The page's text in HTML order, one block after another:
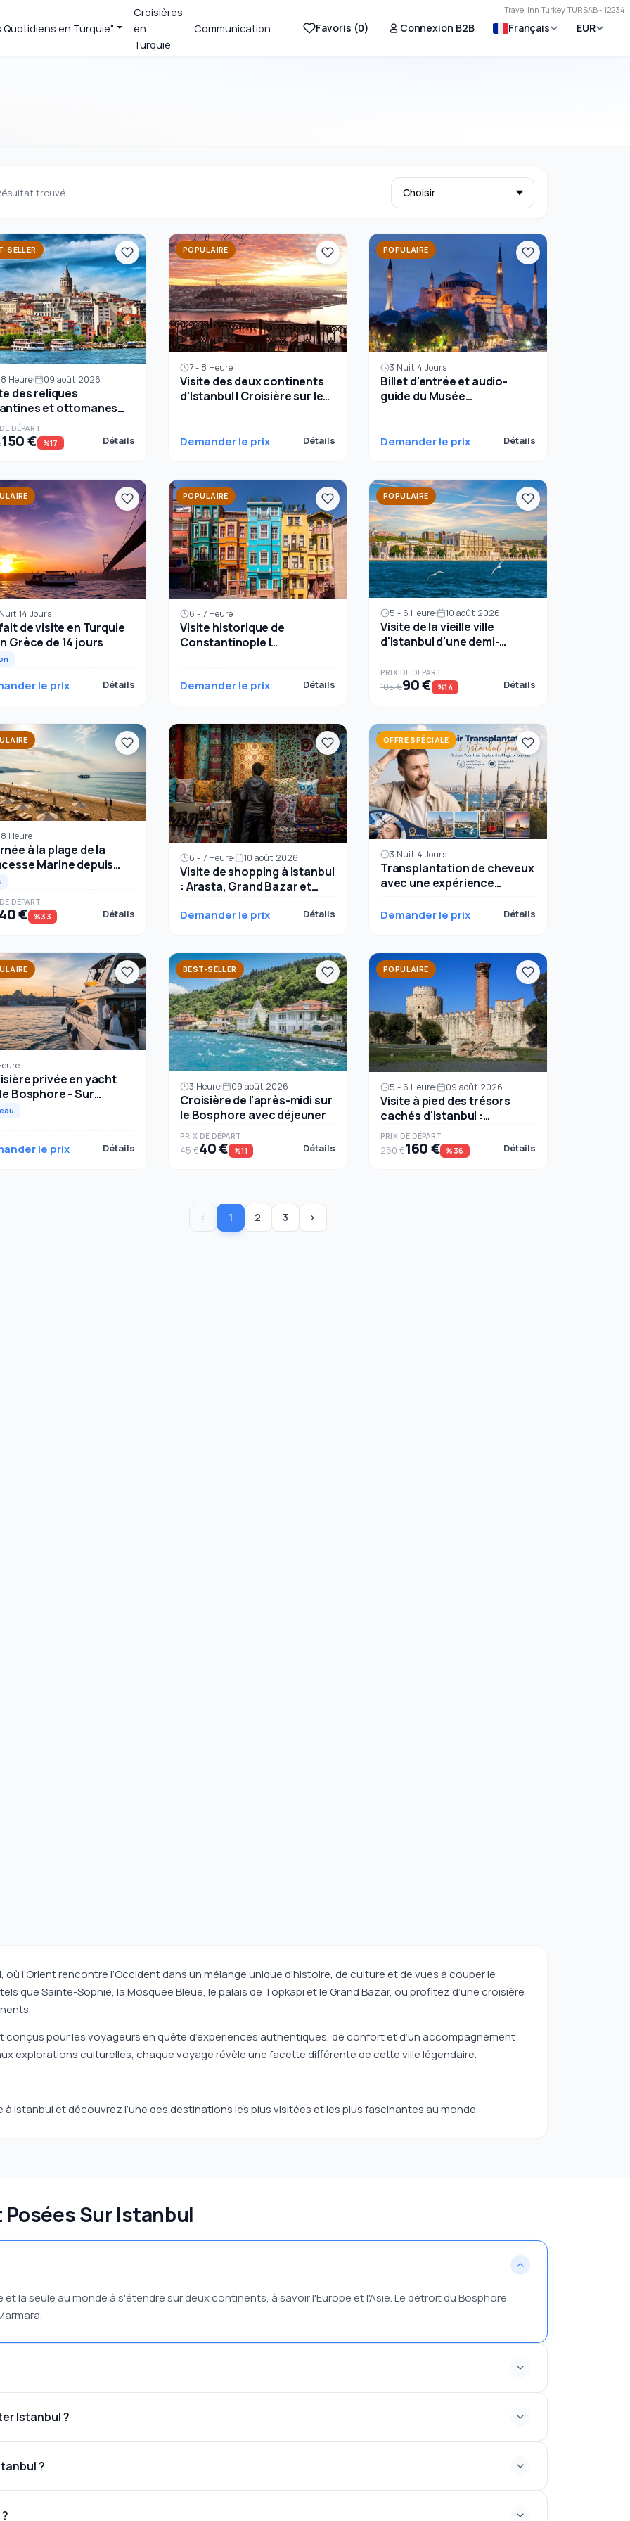
Travel Inn Turkey TURSAB - 12234
Quotidiens en Turquie"
Croisières
en
Turquie
Communication Favoris (0) Connexion B2B Français EUR
trouvé
SELLER
Heure 09 août 2026
des reliques
et ottomanes
DÉPART
150 € %17 Détails
POPULAIRE
7 - 8 Heure
Visite des deux continents
d'Istanbul | Croisière sur le
Demander le prix Détails
POPULAIRE
3 Nuit 4 Jours
Billet d'entrée et audio-
guide du Musée
Demander le prix Détails
14 Jours
de visite en Turquie
Grèce de 14 jours
le prix Détails
POPULAIRE
6 - 7 Heure
Visite historique de
Constantinople |
Demander le prix Détails
POPULAIRE
5 - 6 Heure 10 août 2026
Visite de la vieille ville
d'Istanbul d'une demi-
Dolmabahçe, petite Sainte-
Sophi...
PRIX ​​DE DÉPART
105 €90 € %14 Détails
Heure
à la plage de la
Marine depuis
: soleil et mer
DÉPART
40 € %33 Détails
6 - 7 Heure 10 août 2026
Visite de shopping à Istanbul
: Arasta, Grand Bazar et
Demander le prix Détails
OFFRE SPÉCIALE
3 Nuit 4 Jours
Transplantation de cheveux
avec une expérience
jours, 3 nuits
Demander le prix Détails
privée en yacht
Bosphore - Sur
pour des
le prix Détails
BEST-SELLER
3 Heure 09 août 2026
Croisière de l'après-midi sur
le Bosphore avec déjeuner
PRIX ​​DE DÉPART
45 €40 € %11 Détails
POPULAIRE
5 - 6 Heure 09 août 2026
Visite à pied des trésors
cachés d'Istanbul :
Découvrez des quartiers
secrets
PRIX ​​DE DÉPART
250 €160 € %36 Détails
‹ 1 2 3 ›
l’Orient rencontre l’Occident dans un mélange unique d’histoire, de culture et de vues à couper le
que Sainte-Sophie, la Mosquée Bleue, le palais de Topkapi et le Grand Bazar, ou profitez d’une croisière
pour les voyageurs en quête d’expériences authentiques, de confort et d’un accompagnement
explorations culturelles, chaque voyage révèle une facette différente de cette ville légendaire.
Istanbul et découvrez l’une des destinations les plus visitées et les plus fascinantes au monde.
Sur Istanbul
et la seule au monde à s'étendre sur deux continents, à savoir l'Europe et l'Asie. Le détroit du Bosphore
Istanbul ?
?